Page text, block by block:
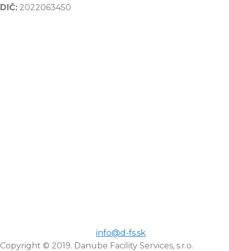
DIČ: 2022063450
info@d-fs.sk
Copyright © 2019. Danube Facility Services, s.r.o.